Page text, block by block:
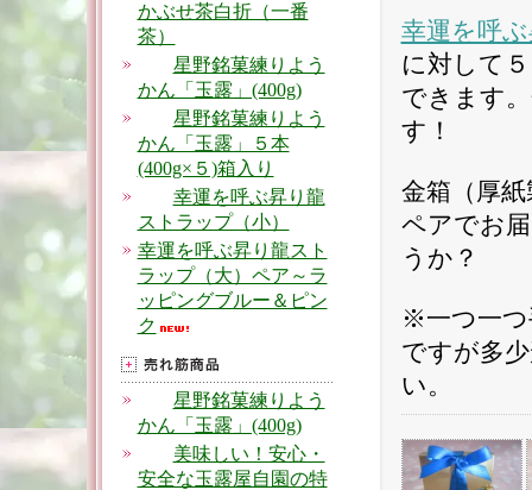
かぶせ茶白折（一番
茶）
星野銘菓練りよう
かん「玉露」(400g)
星野銘菓練りよう
かん「玉露」５本
(400g×５)箱入り
幸運を呼ぶ昇り龍
ストラップ（小）
幸運を呼ぶ昇り龍スト
ラップ（大）ペア～ラ
ッピングブルー＆ピン
ク
星野銘菓練りよう
かん「玉露」(400g)
美味しい！安心・
安全な玉露屋自園の特
幸運を呼
に対して
できます。
す！
金箱（厚
ペアでお
うか？
※一つ一つ
ですが多
い。